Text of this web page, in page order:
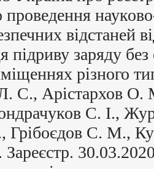
проведення
відстаней
підриву заряду
різного
С., Арістархов
С. І.,
С. М.,